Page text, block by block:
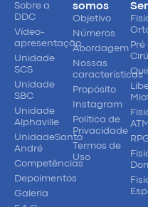
Sobre a
DDC
Vídeo-
apresentação
Unidade
SCS
Unidade
SBC
Unidade
Alphaville
UnidadeSanto
André
Competências
Depoimentos
Galeria
somos
Objetivo
Números
Abordagem
Nossas
características
Propósito
Instagram
Política de
Privacidade
Termos de
Uso
Pré
ATM